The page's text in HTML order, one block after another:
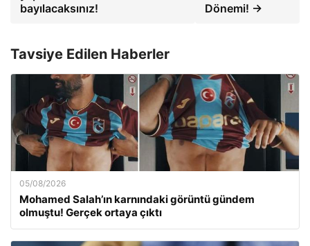
bayılacaksınız!
Dönemi! →
Tavsiye Edilen Haberler
05/08/2026
Mohamed Salah’ın karnındaki görüntü gündem
olmuştu! Gerçek ortaya çıktı